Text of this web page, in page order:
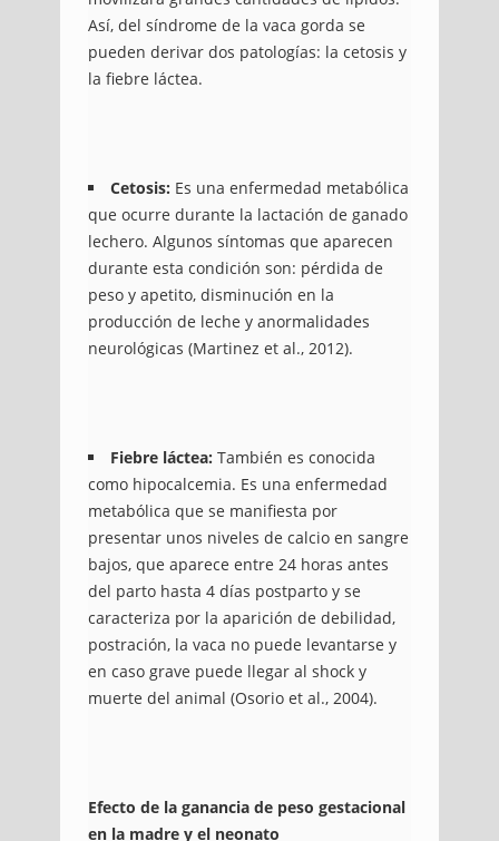
Así, del síndrome de la vaca gorda se
pueden derivar dos patologías: la cetosis y
la fiebre láctea.
Cetosis: Es una enfermedad metabólica
que ocurre durante la lactación de ganado
lechero. Algunos síntomas que aparecen
durante esta condición son: pérdida de
peso y apetito, disminución en la
producción de leche y anormalidades
neurológicas (Martinez et al., 2012).
Fiebre láctea: También es conocida
como hipocalcemia. Es una enfermedad
metabólica que se manifiesta por
presentar unos niveles de calcio en sangre
bajos, que aparece entre 24 horas antes
del parto hasta 4 días postparto y se
caracteriza por la aparición de debilidad,
postración, la vaca no puede levantarse y
en caso grave puede llegar al shock y
muerte del animal (Osorio et al., 2004).
Efecto de la ganancia de peso gestacional
en la madre y el neonato